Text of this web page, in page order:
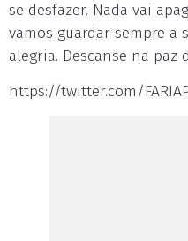
se desfazer. Nada vai
vamos guardar sempre a
alegria. Descanse na paz
https://twitter.com/